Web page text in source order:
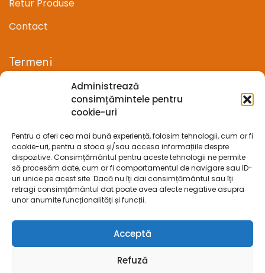
Administrează
consimțămintele pentru
cookie-uri
Pentru a oferi cea mai bună experiență, folosim tehnologii, cum ar fi
cookie-uri, pentru a stoca și/sau accesa informațiile despre
dispozitive. Consimțământul pentru aceste tehnologii ne permite
să procesăm date, cum ar fi comportamentul de navigare sau ID-
uri unice pe acest site. Dacă nu îți dai consimțământul sau îți
retragi consimțământul dat poate avea afecte negative asupra
unor anumite funcționalități și funcții.
Acceptă
Refuză
Retur Produse
Contact
Termeni
Termeni si conditii
Confidentialitate
Politica cookie-uri (UE)
Prelucrarea datelor cu caracter personal
Legal